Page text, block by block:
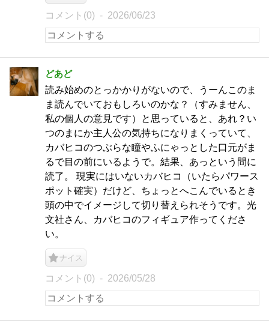
コメント(0) 2026/06/23
どあど
読み始めのとっかかりがないので、うーんこのま
ま読んでいておもしろいのかな？（すみません、
私の個人の意見です）と思っていると、あれ？い
つのまにか主人公の気持ちになりまくっていて、
カバヒコのつぶらな瞳やふにゃっとした口元がま
るで目の前にいるようで。結果、あっという間に
読了。 現実にはいないカバヒコ（いたらパワース
ポット確実）だけど、ちょっとへこんでいるとき
頭の中でイメージして切り替えられそうです。光
文社さん、カバヒコのフィギュア作ってくださ
い。
ナイス
コメント(0) 2026/05/28